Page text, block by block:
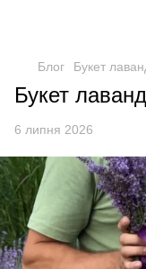
Блог Букет
Букет
6 липня 2026